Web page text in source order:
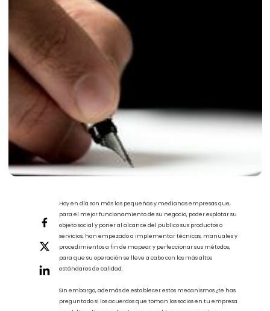
para el mejor funcionamiento de su negocio, poder explotar su
objeto social y poner al alcance del publico sus productos o